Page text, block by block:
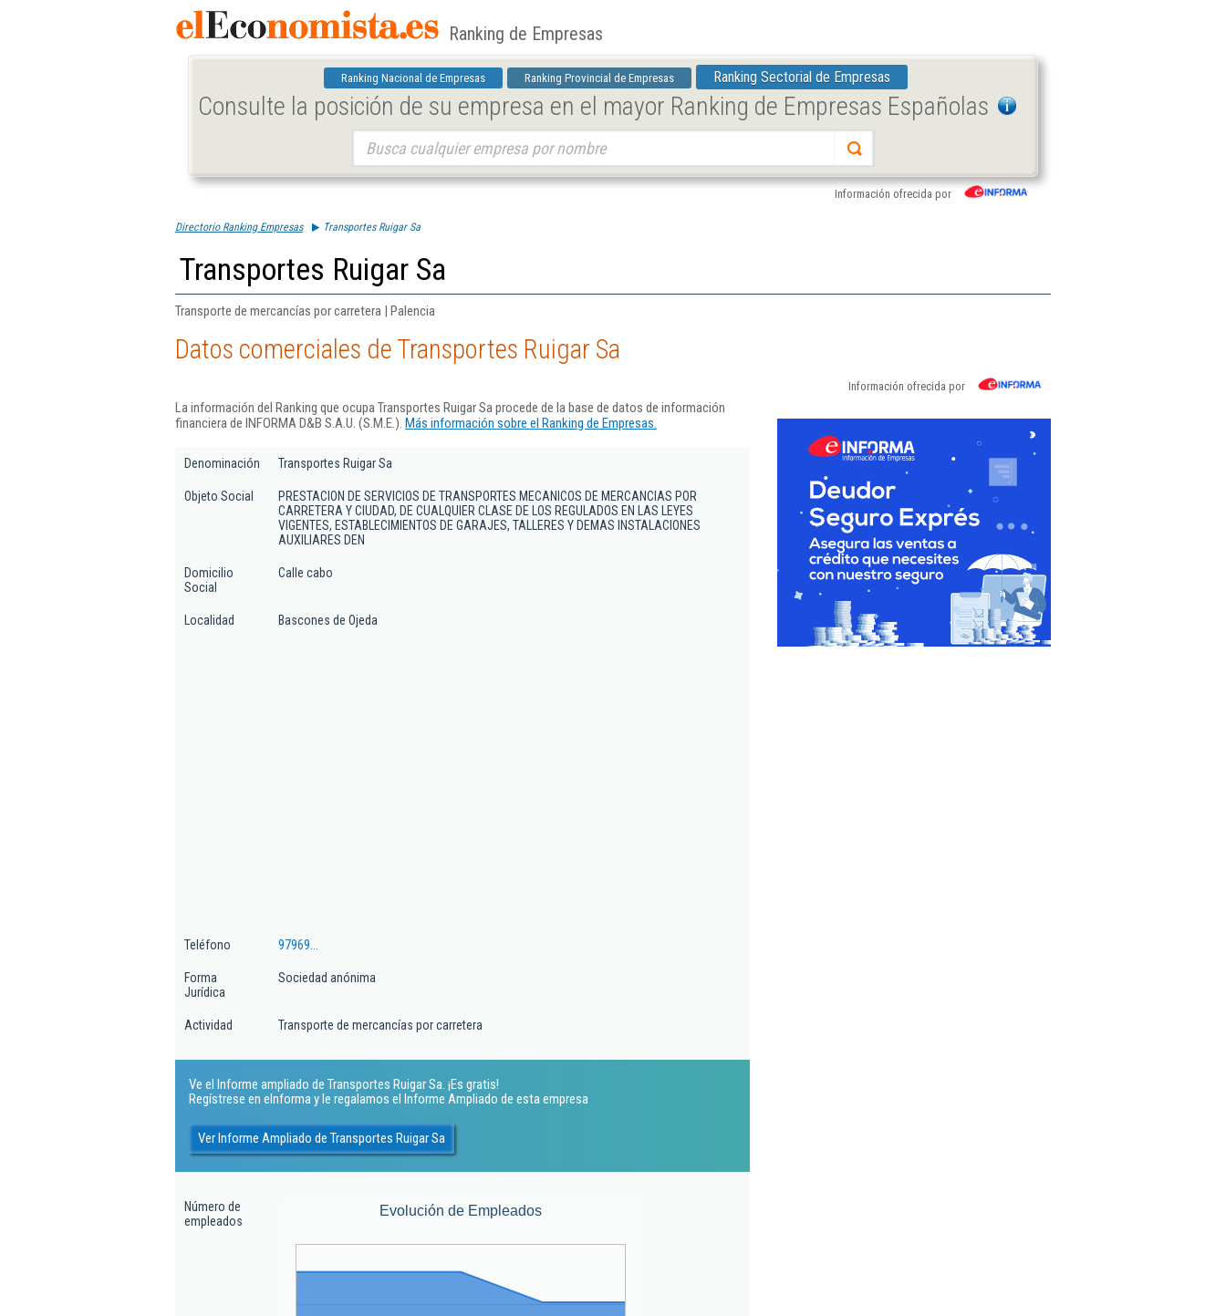
Ranking de Empresas
Ranking Nacional de Empresas Ranking Provincial de Empresas Ranking Sectorial de Empresas
Consulte la posición de su empresa en el mayor Ranking de Empresas Españolas
Información ofrecida por
Directorio Ranking Empresas Transportes Ruigar Sa
Transportes Ruigar Sa
Transporte de mercancías por carretera | Palencia
Datos comerciales de Transportes Ruigar Sa
Información ofrecida por
La información del Ranking que ocupa Transportes Ruigar Sa procede de la base de datos de información
financiera de INFORMA D&B S.A.U. (S.M.E.). Más información sobre el Ranking de Empresas.
Denominación Transportes Ruigar Sa
Objeto Social
PRESTACION DE SERVICIOS DE TRANSPORTES MECANICOS DE MERCANCIAS POR
CARRETERA Y CIUDAD, DE CUALQUIER CLASE DE LOS REGULADOS EN LAS LEYES
VIGENTES, ESTABLECIMIENTOS DE GARAJES, TALLERES Y DEMAS INSTALACIONES
AUXILIARES DEN
Domicilio
Social
Calle cabo
Localidad Bascones de Ojeda
Teléfono 97969...
Forma
Jurídica
Sociedad anónima
Actividad Transporte de mercancías por carretera
Ve el Informe ampliado de Transportes Ruigar Sa. ¡Es gratis!
Regístrese en eInforma y le regalamos el Informe Ampliado de esta empresa
Ver Informe Ampliado de Transportes Ruigar Sa
Número de
empleados
Evolución de Empleados